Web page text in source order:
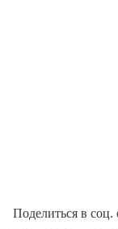
Поделиться в соц.